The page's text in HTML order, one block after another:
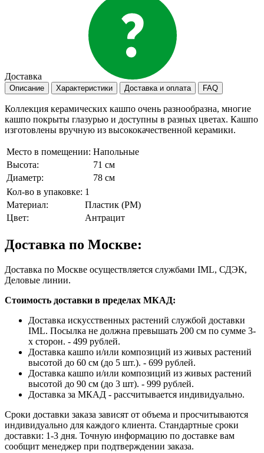
Доставка
Описание Характеристики Доставка и оплата FAQ
Коллекция керамических кашпо очень разнообразна, многие
кашпо покрыты глазурью и доступны в разных цветах. Кашпо
изготовлены вручную из высококачественной керамики.
Место в помещении: Напольные
Высота:
71 см
Диаметр:
78 см
Кол-во в упаковке: 1
Материал:
Пластик (PM)
Цвет:
Антрацит
Доставка по Москве:
Доставка по Москве осуществляется службами IML, СДЭК,
Деловые линии.
Стоимость доставки в пределах МКАД:
Доставка искусственных растений службой доставки
IML. Посылка не должна превышать 200 см по сумме 3-
х сторон. - 499 рублей.
Доставка кашпо и/или композиций из живых растений
высотой до 60 см (до 5 шт.). - 699 рублей.
Доставка кашпо и/или композиций из живых растений
высотой до 90 см (до 3 шт). - 999 рублей.
Доставка за МКАД - рассчитывается индивидуально.
Сроки доставки заказа зависят от объема и просчитываются
индивидуально для каждого клиента. Стандартные сроки
доставки: 1-3 дня. Точную информацию по доставке вам
сообщит менеджер при подтверждении заказа.